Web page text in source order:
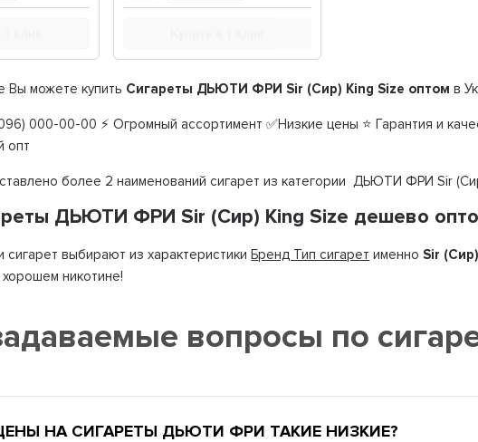
Вы можете купить Сигареты ДЬЮТИ ФРИ Sir (Сир) King Size оптом в
000-00-00 ⚡ Огромный ассортимент ✅Низкие цены ⭐ Гарантия и
опт
более 2 наименований сигарет из категории ДЬЮТИ ФРИ Sir
ДЬЮТИ ФРИ Sir (Сир) King Size дешево
сигарет выбирают из характеристикиБренд Тип сигарет именноSir
никотине!
вопросы по
НА СИГАРЕТЫ ДЬЮТИ ФРИ ТАКИЕ НИЗКИЕ?